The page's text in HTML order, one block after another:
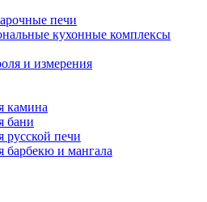
печи
кухонные комплексы
и измерения
камина
бани
русской печи
барбекю и мангала